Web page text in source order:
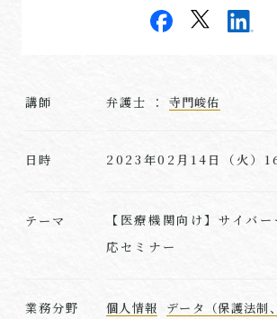
講師 弁護士 ： 寺門峻佑
日時 2023年02月14日（火）
テーマ
【医療機関向け】サイバ
応セミナー
業務分野 個人情報 データ（保護法制